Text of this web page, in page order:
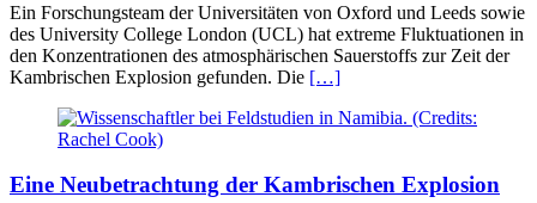
Ein Forschungsteam der Universitäten von Oxford und Leeds sowie
des University College London (UCL) hat extreme Fluktuationen in
den Konzentrationen des atmosphärischen Sauerstoffs zur Zeit der
Kambrischen Explosion gefunden. Die […]
Eine Neubetrachtung der Kambrischen Explosion